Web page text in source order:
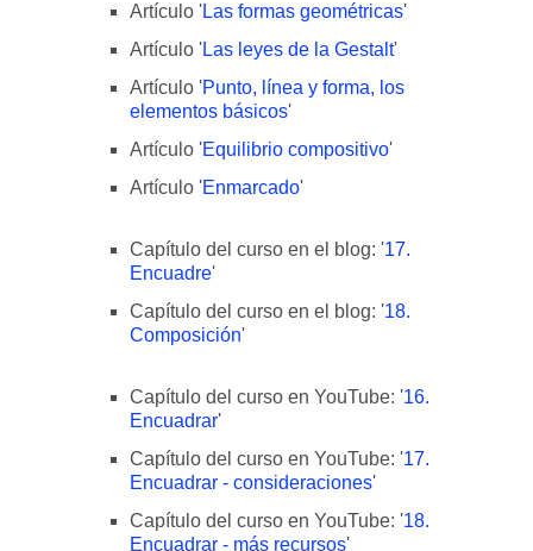
Artículo 'Las formas geométricas'
Artículo 'Las leyes de la Gestalt'
Artículo 'Punto, línea y forma, los
elementos básicos'
Artículo 'Equilibrio compositivo'
Artículo 'Enmarcado'
Capítulo del curso en el blog: '17.
Encuadre'
Capítulo del curso en el blog: '18.
Composición'
Capítulo del curso en YouTube: '16.
Encuadrar'
Capítulo del curso en YouTube: '17.
Encuadrar - consideraciones'
Capítulo del curso en YouTube: '18.
Encuadrar - más recursos'